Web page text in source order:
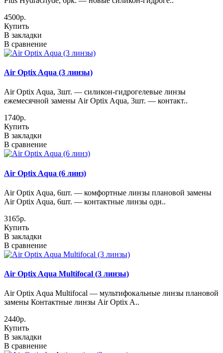
4500р.
Купить
В закладки
В сравнение
Air Optix Aqua (3 линзы)
Air Optix Aqua, 3шт. — силикон-гидрогелевые линзы
ежемесячной замены Air Optix Aqua, 3шт. — контакт..
1740р.
Купить
В закладки
В сравнение
Air Optix Aqua (6 линз)
Air Optix Aqua, 6шт. — комфортные линзы плановой замены
Air Optix Aqua, 6шт. — контактные линзы одн..
3165р.
Купить
В закладки
В сравнение
Air Optix Aqua Multifocal (3 линзы)
Air Optix Aqua Multifocal — мультифокальные линзы плановой
замены Контактные линзы Air Optix A..
2440р.
Купить
В закладки
В сравнение